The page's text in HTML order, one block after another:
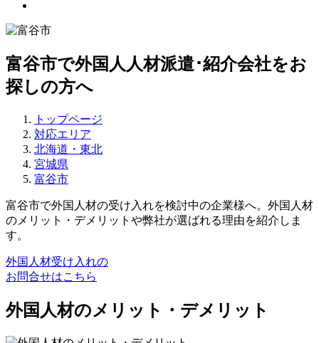
富谷市で外国人人材派遣･紹介会社をお
探しの方へ
トップページ
対応エリア
北海道・東北
宮城県
富谷市
富谷市で外国人材の受け入れを検討中の企業様へ。外国人材
のメリット・デメリットや弊社が選ばれる理由を紹介しま
す。
外国人材受け入れの
お問合せはこちら
外国人材のメリット・デメリット